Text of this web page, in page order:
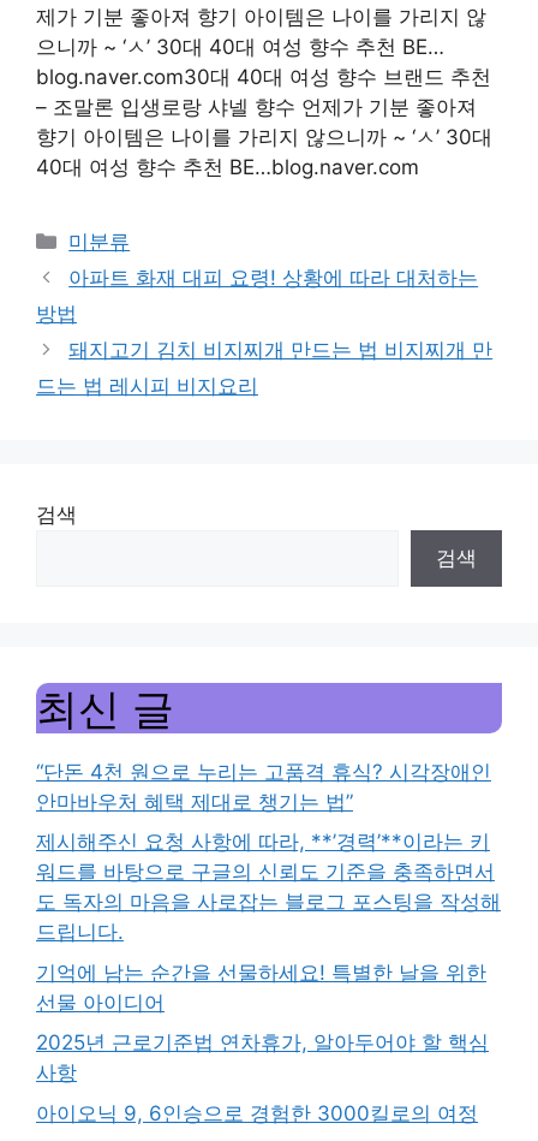
제가 기분 좋아져 향기 아이템은 나이를 가리지 않
으니까 ~ ‘ㅅ’ 30대 40대 여성 향수 추천 BE…
blog.naver.com30대 40대 여성 향수 브랜드 추천
– 조말론 입생로랑 샤넬 향수 언제가 기분 좋아져
향기 아이템은 나이를 가리지 않으니까 ~ ‘ㅅ’ 30대
40대 여성 향수 추천 BE…blog.naver.com
Categories
미분류
아파트 화재 대피 요령! 상황에 따라 대처하는
방법
돼지고기 김치 비지찌개 만드는 법 비지찌개 만
드는 법 레시피 비지요리
검색
검색
최신 글
“단돈 4천 원으로 누리는 고품격 휴식? 시각장애인
안마바우처 혜택 제대로 챙기는 법”
제시해주신 요청 사항에 따라, **’경력’**이라는 키
워드를 바탕으로 구글의 신뢰도 기준을 충족하면서
도 독자의 마음을 사로잡는 블로그 포스팅을 작성해
드립니다.
기억에 남는 순간을 선물하세요! 특별한 날을 위한
선물 아이디어
2025년 근로기준법 연차휴가, 알아두어야 할 핵심
사항
아이오닉 9, 6인승으로 경험한 3000킬로의 여정